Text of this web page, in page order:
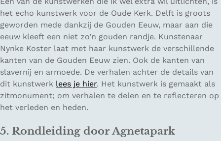
het echo kunstwerk voor de Oude Kerk. Delft is groots
geworden mede dankzij de Gouden Eeuw, maar aan die
eeuw kleeft een niet zo’n gouden randje. Kunstenaar
Nynke Koster laat met haar kunstwerk de verschillende
kanten van de Gouden Eeuw zien. Ook de kanten van
slavernij en armoede. De verhalen achter de details van
dit kunstwerk lees je hier. Het kunstwerk is gemaakt als
zitmonument; om verhalen te delen en te reflecteren op
het verleden en heden.
5. Rondleiding door Agnetapark